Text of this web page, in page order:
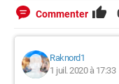
Commenter
Raknord1
1 juil. 2020 à 17:33